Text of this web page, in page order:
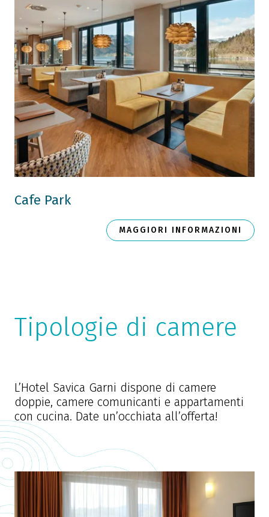
Cafe Park
MAGGIORI INFORMAZIONI
Tipologie di camere
L’Hotel Savica Garni dispone di camere
doppie, camere comunicanti e appartamenti
con cucina. Date un’occhiata all’offerta!